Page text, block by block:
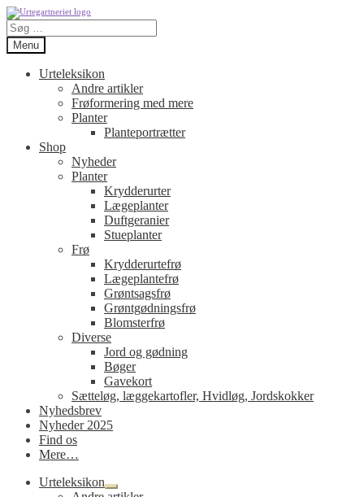
Spring
til
navigation
Spring
til
indhold
Søg
efter:
Menu
Urteleksikon
Andre artikler
Frøformering med mere
Planter
Planteportrætter
Shop
Nyheder
Planter
Krydderurter
Lægeplanter
Duftgeranier
Stueplanter
Frø
Krydderurtefrø
Lægeplantefrø
Grøntsagsfrø
Grøntgødningsfrø
Blomsterfrø
Diverse
Jord og gødning
Bøger
Gavekort
Sætteløg, læggekartofler, Hvidløg, Jordskokker
Nyhedsbrev
Nyheder 2025
Find os
Mere…
Urteleksikon
Udfold